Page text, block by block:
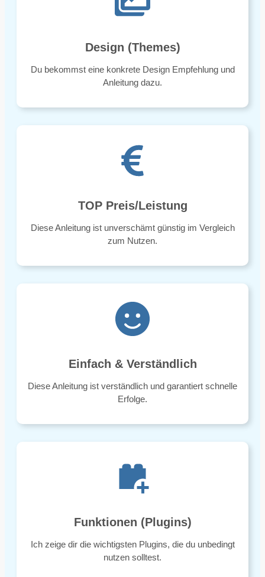
Design (Themes)
Du bekommst eine konkrete Design Empfehlung und
Anleitung dazu.
TOP Preis/Leistung
Diese Anleitung ist unverschämt günstig im Vergleich
zum Nutzen.
Einfach & Verständlich
Diese Anleitung ist verständlich und garantiert schnelle
Erfolge.
Funktionen (Plugins)
Ich zeige dir die wichtigsten Plugins, die du unbedingt
nutzen solltest.